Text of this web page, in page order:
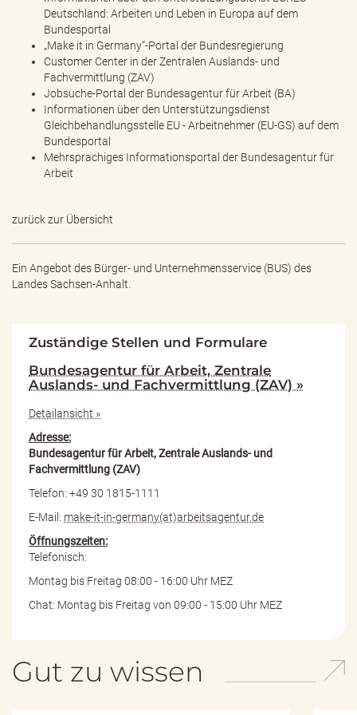
Deutschland: Arbeiten und Leben in Europa auf dem
Bundesportal
„Make it in Germany“-Portal der Bundesregierung
Customer Center in der Zentralen Auslands- und
Fachvermittlung (ZAV)
Jobsuche-Portal der Bundesagentur für Arbeit (BA)
Informationen über den Unterstützungsdienst
Gleichbehandlungsstelle EU - Arbeitnehmer (EU-GS) auf dem
Bundesportal
Mehrsprachiges Informationsportal der Bundesagentur für
Arbeit
zurück zur Übersicht
Ein Angebot des Bürger- und Unternehmensservice (BUS) des
Landes Sachsen-Anhalt.
Zuständige Stellen und Formulare
Bundesagentur für Arbeit, Zentrale
Auslands- und Fachvermittlung (ZAV) »
Detailansicht »
Adresse:
Bundesagentur für Arbeit, Zentrale Auslands- und
Fachvermittlung (ZAV)
Telefon: +49 30 1815-1111
E-Mail: make-it-in-germany(at)arbeitsagentur.de
Öffnungszeiten:
Telefonisch:
Montag bis Freitag 08:00 - 16:00 Uhr MEZ
Chat: Montag bis Freitag von 09:00 - 15:00 Uhr MEZ
Gut zu wissen